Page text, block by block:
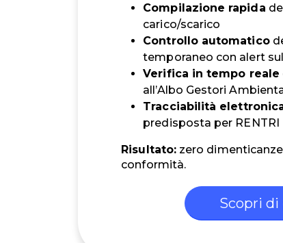
Compilazione rapida
carico/scarico
Controllo automatico
temporaneo con alert
Verifica in tempo reale
all’Albo Gestori
Tracciabilità
predisposta per RENTRI
Risultato:zero
conformità.
Scopri di